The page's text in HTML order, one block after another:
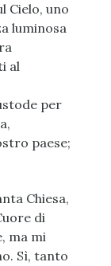
Cielo, uno
luminosa
al
per
paese;
Chiesa,
di
ma mi
Sì, tanto